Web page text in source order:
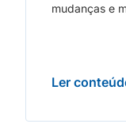
mudanças e
Ler